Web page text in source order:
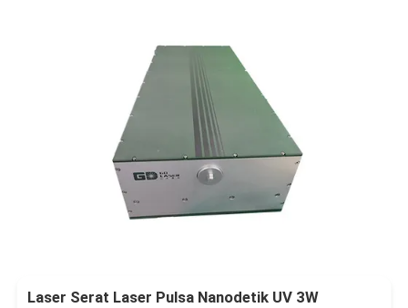
Laser Serat Laser Pulsa Nanodetik UV 3W